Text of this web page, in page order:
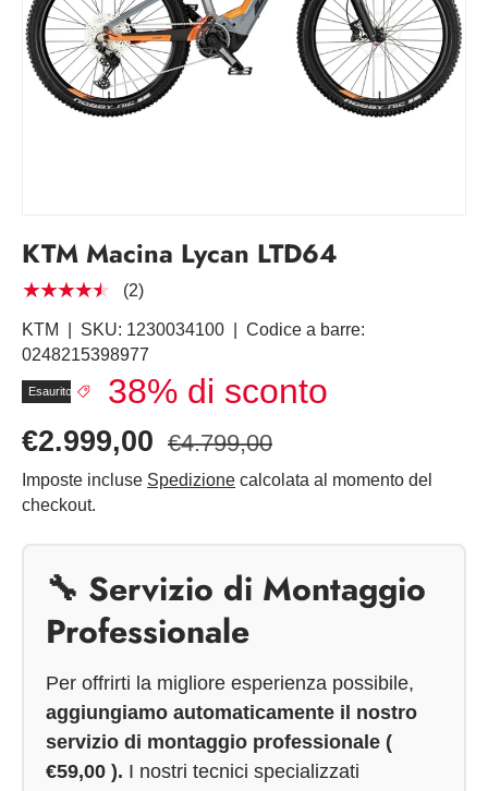
KTM Macina Lycan LTD64
★★★★★ (2)
KTM SKU: 1230034100
Codice a barre:
0248215398977
Esaurito 38% di sconto
€2.999,00 €4.799,00
Imposte incluse Spedizione calcolata al momento del
checkout.
🔧 Servizio di Montaggio
Professionale
Per offrirti la migliore esperienza possibile,
aggiungiamo automaticamente il nostro
servizio di montaggio professionale (
€59,00 ). I nostri tecnici specializzati